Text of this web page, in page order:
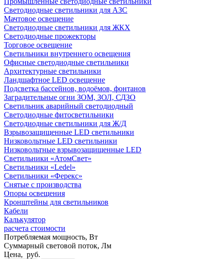
Светодиодные светильники для АЗС
Мачтовое освещение
Светодиодные светильники для ЖКХ
Светодиодные прожекторы
Торговое освещение
Светильники внутреннего освещения
Офисные светодиодные светильники
Архитектурные светильники
Ландшафтное LED освещение
Подсветка бассейнов, водоёмов, фонтанов
Заградительные огни ЗОМ, ЗОЛ, СДЗО
Светильник аварийный светодиодный
Светодиодные фитосветильники
Светодиодные светильники для Ж/Д
Взрывозащищенные LED светильники
Низковольтные LED светильники
Низковольтные взрывозащищенные LED
Светильники «АтомСвет»
Светильники «Ledel»
Светильники «Ферекс»
Снятые с производства
Опоры освещения
Кронштейны для светильников
Кабели
Калькулятор
расчета стоимости
Потребляемая мощность, Вт
Суммарный световой поток, Лм
Цена, руб.